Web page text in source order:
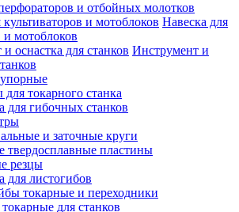
и отбойных молотков
Навеска для
и мотоблоков
Инструмент и
токарного станка
для гибочных станков
и заточные круги
твердосплавные пластины
резцы
для листогибов
токарные и переходники
для станков